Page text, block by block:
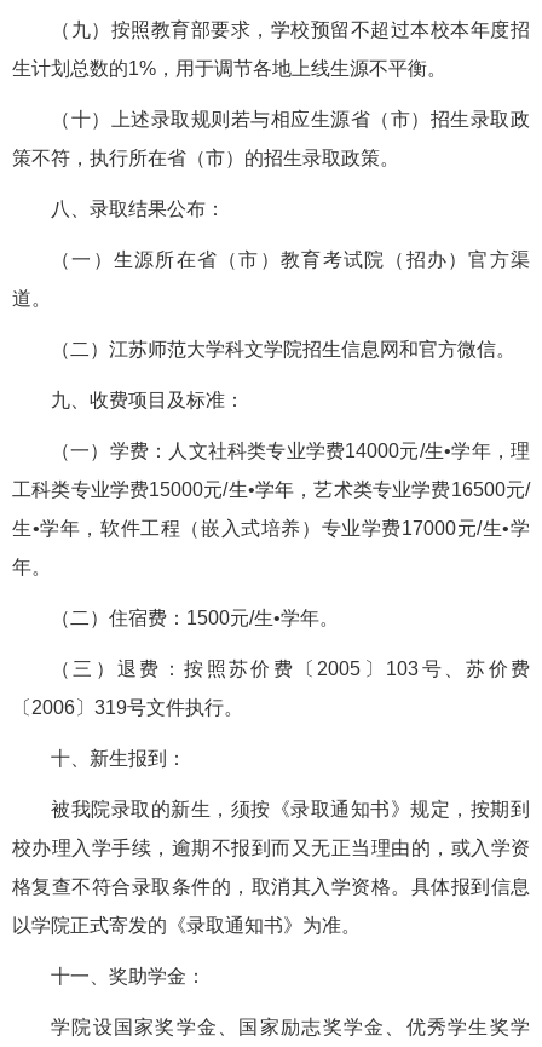
（九）按照教育部要求，学校预留不超过本校本年度招
生计划总数的1%，用于调节各地上线生源不平衡。
（十）上述录取规则若与相应生源省（市）招生录取政
策不符，执行所在省（市）的招生录取政策。
八、录取结果公布：
（一）生源所在省（市）教育考试院（招办）官方渠
道。
（二）江苏师范大学科文学院招生信息网和官方微信。
九、收费项目及标准：
（一）学费：人文社科类专业学费14000元/生•学年，理
工科类专业学费15000元/生•学年，艺术类专业学费16500元/
生•学年，软件工程（嵌入式培养）专业学费17000元/生•学
年。
（二）住宿费：1500元/生•学年。
（三）退费：按照苏价费〔2005〕103号、苏价费
〔2006〕319号文件执行。
十、新生报到：
被我院录取的新生，须按《录取通知书》规定，按期到
校办理入学手续，逾期不报到而又无正当理由的，或入学资
格复查不符合录取条件的，取消其入学资格。具体报到信息
以学院正式寄发的《录取通知书》为准。
十一、奖助学金：
学院设国家奖学金、国家励志奖学金、优秀学生奖学